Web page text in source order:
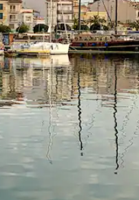
duke prekur ose duke